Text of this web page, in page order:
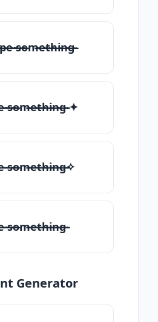
̶̴s̶̴o̶̴m̶̴e̶̴t̶̴h̶̴i̶̴n̶̴g̶̴
̶̴s̶̴o̶̴m̶̴e̶̴t̶̴h̶̴i̶̴n̶̴g̶̴ ✦
̶̴s̶̴o̶̴m̶̴e̶̴t̶̴h̶̴i̶̴n̶̴g̶̴✧
̶̴s̶̴o̶̴m̶̴e̶̴t̶̴h̶̴i̶̴n̶̴g̶̴
Generator